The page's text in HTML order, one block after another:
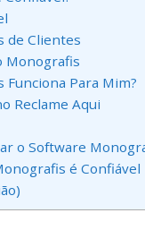
de Clientes
Monografis
Funciona Para Mim?
Reclame Aqui
o Software
é Confiável